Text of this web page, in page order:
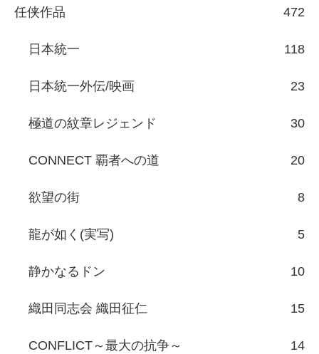
任侠作品 472
日本統一 118
日本統一外伝/映画 23
極道の紋章レジェンド 30
CONNECT 覇者への道 20
欲望の街 8
龍が如く(実写) 5
静かなるドン 10
織田同志会 織田征仁 15
CONFLICT～最大の抗争～ 14